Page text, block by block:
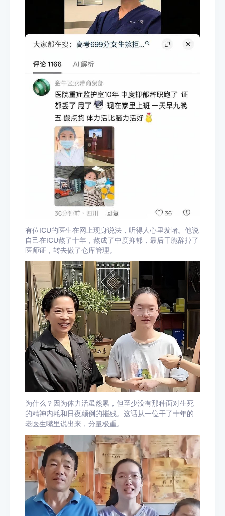
有位ICU的医生在网上现身说法，听得人心里发堵。他说
自己在ICU熬了十年，熬成了中度抑郁，最后干脆辞掉了
医师证，转去做了仓库管理。
为什么？因为体力活虽然累，但至少没有那种面对生死
的精神内耗和日夜颠倒的摧残。这话从一位干了十年的
老医生嘴里说出来，分量极重。